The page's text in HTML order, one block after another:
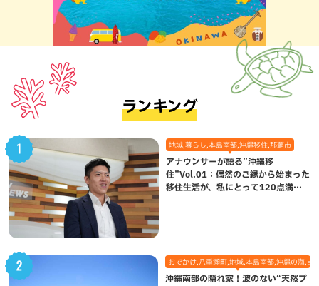
ランキング
地域,暮らし,本島南部,沖縄移住,那覇市
アナウンサーが語る”沖縄移
住”Vol.01：偶然のご縁から始まった
移住生活が、私にとって120点満点
おでかけ,八重瀬町,地域,本島南部,沖縄の海,自
沖縄南部の隠れ家！波のない“天然プ